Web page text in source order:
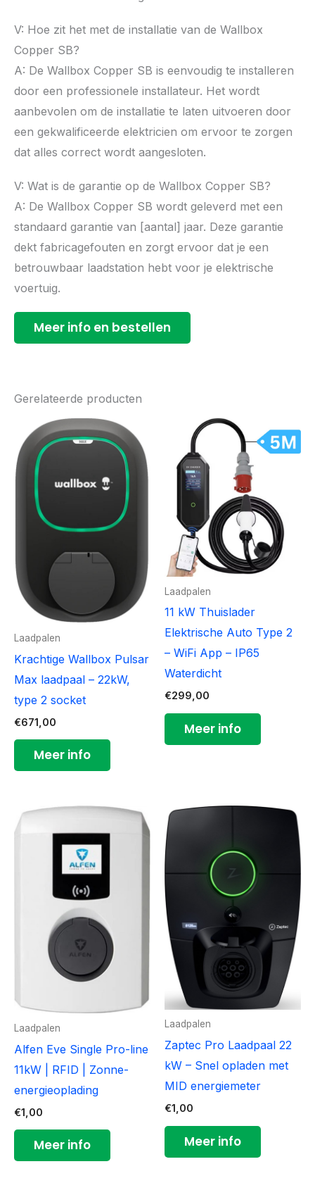
V: Hoe zit het met de installatie van de Wallbox
Copper SB?
A: De Wallbox Copper SB is eenvoudig te installeren
door een professionele installateur. Het wordt
aanbevolen om de installatie te laten uitvoeren door
een gekwalificeerde elektricien om ervoor te zorgen
dat alles correct wordt aangesloten.
V: Wat is de garantie op de Wallbox Copper SB?
A: De Wallbox Copper SB wordt geleverd met een
standaard garantie van [aantal] jaar. Deze garantie
dekt fabricagefouten en zorgt ervoor dat je een
betrouwbaar laadstation hebt voor je elektrische
voertuig.
Meer info en bestellen
Gerelateerde producten
Laadpalen
Krachtige Wallbox Pulsar
Max laadpaal – 22kW,
type 2 socket
€671,00
Meer info
Laadpalen
11 kW Thuislader
Elektrische Auto Type 2
– WiFi App – IP65
Waterdicht
€299,00
Meer info
Laadpalen
Alfen Eve Single Pro-line
11kW | RFID | Zonne-
energieoplading
€1,00
Meer info
Laadpalen
Zaptec Pro Laadpaal 22
kW – Snel opladen met
MID energiemeter
€1,00
Meer info